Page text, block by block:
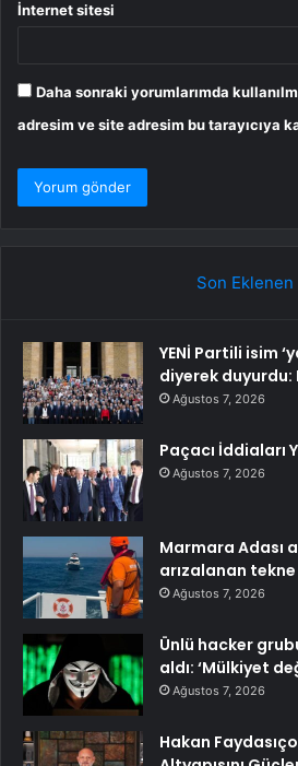
İnternet sitesi
Daha sonraki yorumlarımda
adresim ve site adresim bu tarayıcıya
Son Eklenen
YENİ Partili isim
diyerek duyurdu:
Ağustos 7, 2026
Paçacı İddiaları
Ağustos 7, 2026
Marmara Adası
arızalanan tekne
Ağustos 7, 2026
Ünlü hacker
aldı: ‘Mülkiyet
Ağustos 7, 2026
Hakan